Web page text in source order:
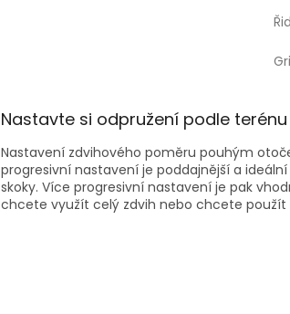
Nastavte si odpružení podle terénu
Nastavení zdvihového poměru pouhým
progresivní nastavení je poddajnější a
skoky. Více progresivní nastavení je pak
chcete využít celý zdvih nebo chcete použít